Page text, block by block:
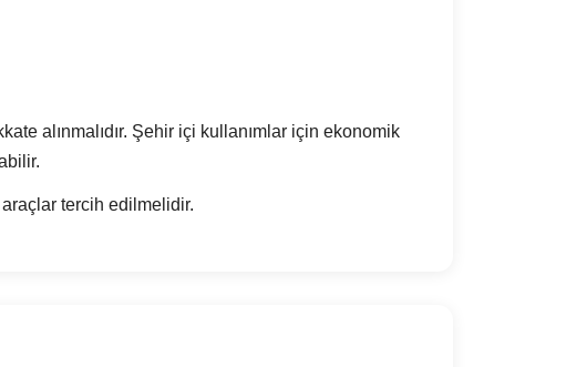
alınmalıdır. Şehir içi kullanımlar için ekonomik
tercih edilmelidir.